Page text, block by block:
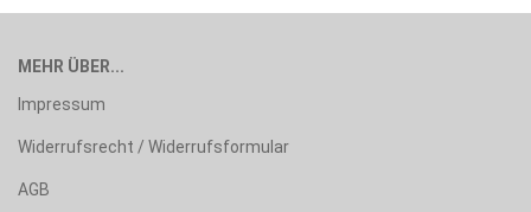
MEHR ÜBER...
Impressum
Widerrufsrecht / Widerrufsformular
AGB